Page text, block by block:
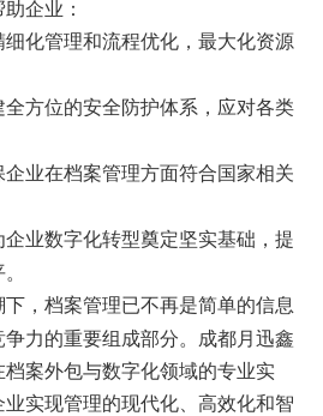
企业：
化管理和流程优化，最大化资源
全方位的安全防护体系，应对各类
企业在档案管理方面符合国家相关
企业数字化转型奠定坚实基础，提
，档案管理已不再是简单的信息
力的重要组成部分。成都月迅鑫
案外包与数字化领域的专业实
实现管理的现代化、高效化和智